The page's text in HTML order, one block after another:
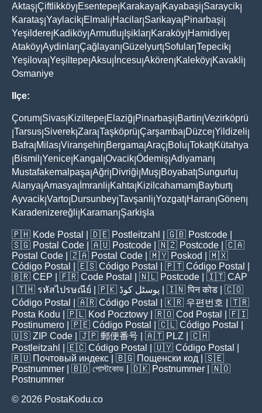
Aktaş Çiftlikköy Esentepe Karakaya Kayabaşi Saraycik
Karataş Yaylacik Elmali Hacilar Sarikaya Pinarbaşi
Yeşildere Kadiköy Armutlu Işiklar Karaköy Hamidiye
Ataköy Aydinlar Çağlayan Güzelyurt| Sofular Tepecik
Yeşilova Yeşiltepe Aksu İncesu Akören Kaleköy Kavakli
Osmaniye
Ilçe:
Çorum Sivas Kiziltepe Elaziğ Pinarbaşi Bartin Vezirköprü
Tarsus Siverek Zara Taşköprü Çarşamba Düzce Yildizeli
Bafra Milas Viranşehir Bergama Araç Bolu Tokat| Kütahya
Bismil Yenice Kangal Ovacik Ödemiş Adiyaman
Mustafakemalpaşa Ağri Divriği Muş Boyabat| Sungurlu
Alanya Amasya İmranli Kahta Kizilcahamam Bayburt|
Ayvacik Varto Dursunbey Tavşanli Yozgat| Harran Gönen
Karadenizereğli Karaman Şarkişla
🇵🇭 Kode Postal | 🇩🇪 Postleitzahl | 🇬🇧 Postcode
🇸🇬 Postal Code | 🇦🇺 Postcode | 🇳🇿 Postcode | 🇨🇦
Postal Code | 🇿🇦 Postal Code | 🇲🇾 Poskod
| 🇲🇽
Código Postal
| 🇪🇸 Código Postal | 🇵🇹 Código Postal
🇧🇷 CEP | 🇫🇷 Code Postal | 🇳🇱 Postcode | 🇮🇹 CAP
| 🇹🇭 รหัสไปรษณีย์ | 🇵🇰 پوسٹل کوڈ | 🇮🇳पिन कोड | 🇨🇴
Código Postal
| 🇦🇷 Código Postal | 🇰🇷 우편번호
| 🇹🇷
Posta Kodu | 🇵🇱 Kod Pocztowy | 🇷🇴 Cod Poștal
| 🇫🇮
Postinumero | 🇵🇪 Código Postal | 🇨🇱 Código Postal
🇺🇸 ZIP Code | 🇯🇵 郵便番号 | 🇦🇹 PLZ | 🇨🇭
Postleitzahl
| 🇪🇨 Código Postal | 🇺🇾 Código Postal
🇷🇺 Почтовый индекс | 🇧🇬 Пощенски код | 🇸🇪
Postnummer | 🇧🇩 পোস্টকোড | 🇩🇰 Postnummer | 🇳🇴
Postnummer
© 2026 PostaKodu.co